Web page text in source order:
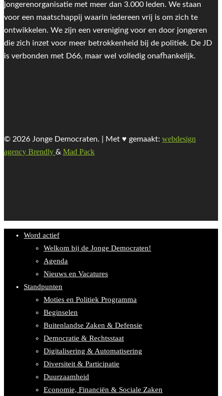
jongerenorganisatie met meer dan 3.000 leden. We staan
voor een maatschappij waarin iedereen vrij is om zich te
ontwikkelen. We zijn een vereniging voor en door jongeren
die zich inzet voor meer betrokkenheid bij de politiek. De JD
is verbonden met D66, maar wel volledig onafhankelijk.
© 2026 Jonge Democraten. | Met ♥︎ gemaakt: webdesign
agency Brendly & Mad Pack
Word actief
Welkom bij de Jonge Democraten!
Agenda
Nieuws en Vacatures
Standpunten
Moties en Politiek Programma
Beginselen
Buitenlandse Zaken & Defensie
Democratie & Rechtsstaat
Digitalisering & Automatisering
Diversiteit & Participatie
Duurzaamheid
Economie, Financiën & Sociale Zaken